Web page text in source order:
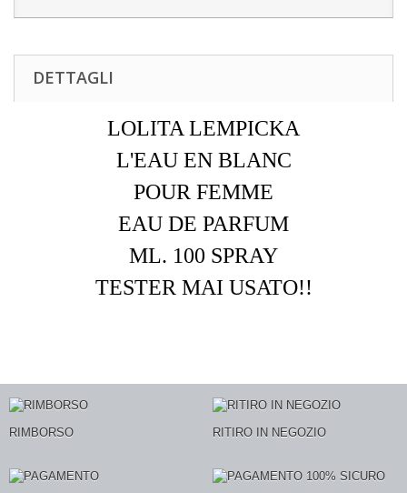
DETTAGLI
LOLITA LEMPICKA
L'EAU EN BLANC
POUR FEMME
EAU DE PARFUM
ML. 100 SPRAY
TESTER MAI USATO!!
RIMBORSO RITIRO IN NEGOZIO